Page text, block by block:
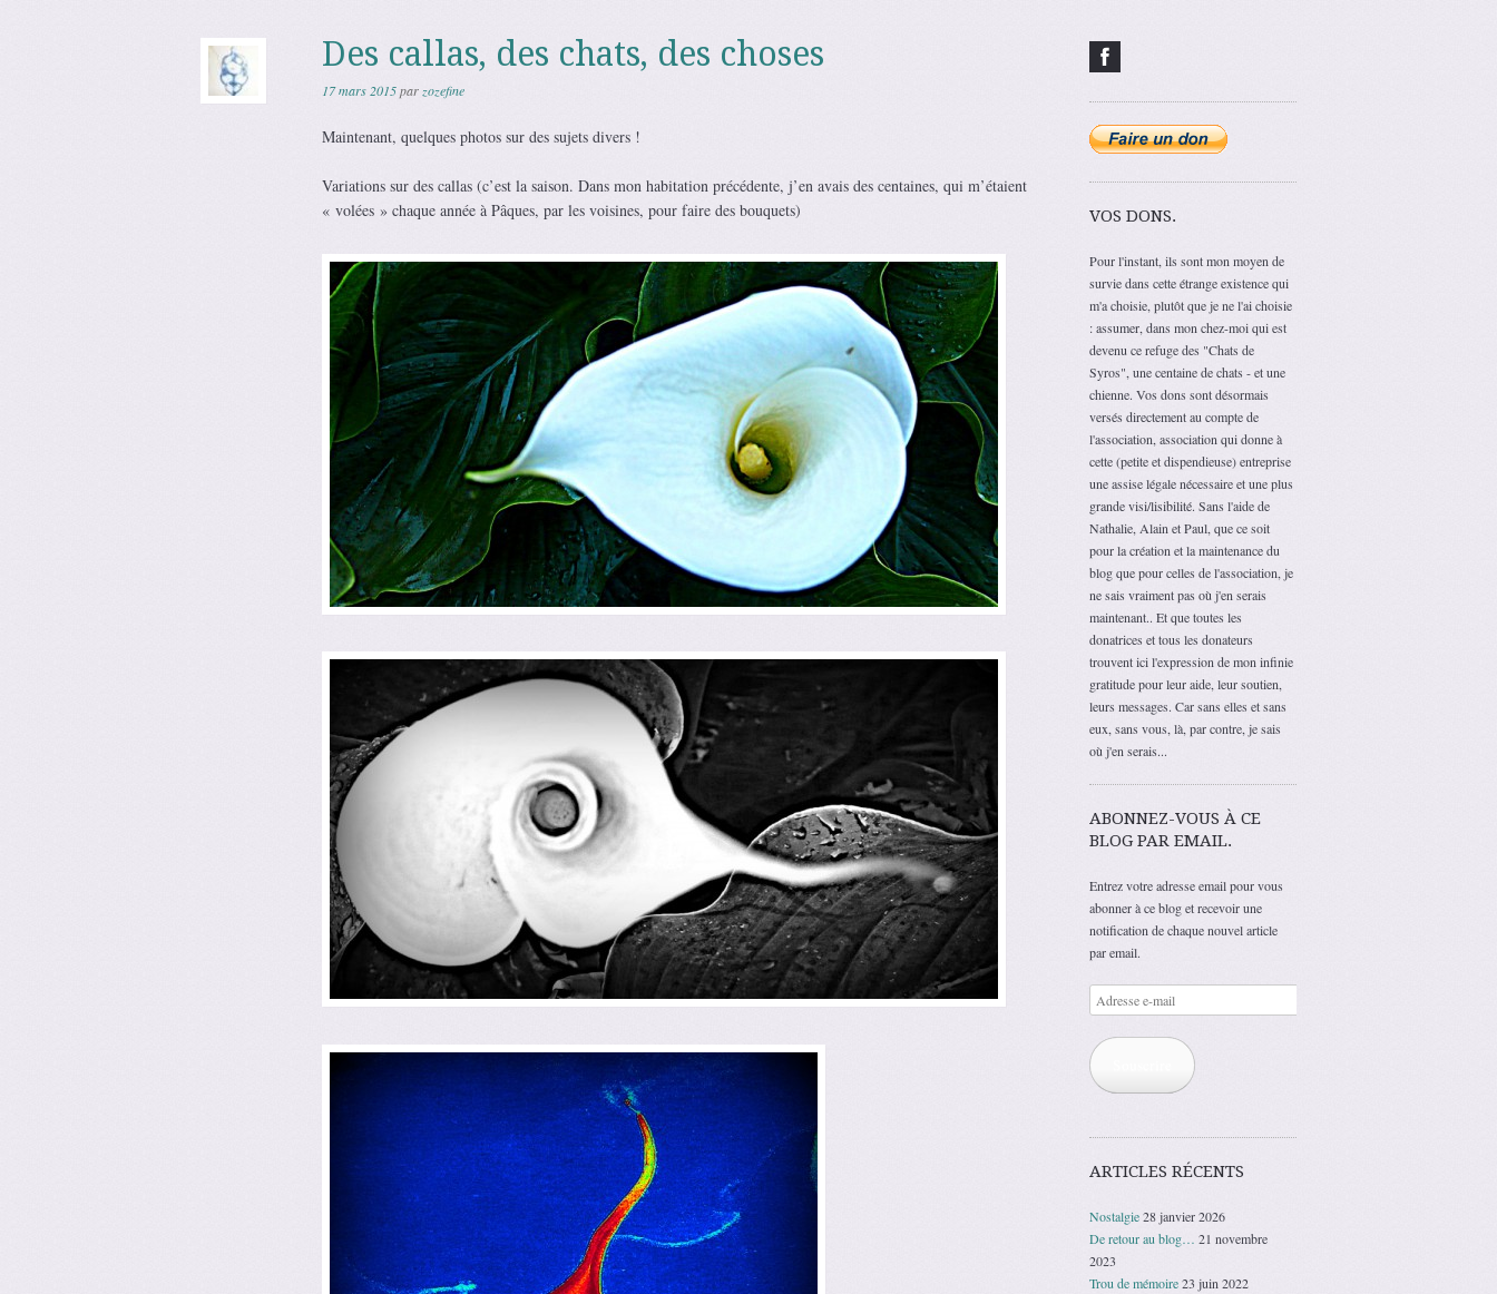
Des callas, des chats, des choses
17 mars 2015par zozefine
Maintenant, quelques photos sur des sujets divers !
Variations sur des callas (c’est la saison. Dans mon habitation précédente, j’en avais des centaines, qui m’étaient
« volées » chaque année à Pâques, par les voisines, pour faire des bouquets)
VOS DONS.
Pour l'instant, ils sont mon moyen de
survie dans cette étrange existence qui
m'a choisie, plutôt que je ne l'ai choisie
: assumer, dans mon chez-moi qui est
devenu ce refuge des "Chats de
Syros", une centaine de chats - et une
chienne. Vos dons sont désormais
versés directement au compte de
l'association, association qui donne à
cette (petite et dispendieuse) entreprise
une assise légale nécessaire et une plus
grande visi/lisibilité. Sans l'aide de
Nathalie, Alain et Paul, que ce soit
pour la création et la maintenance du
blog que pour celles de l'association, je
ne sais vraiment pas où j'en serais
maintenant.. Et que toutes les
donatrices et tous les donateurs
trouvent ici l'expression de mon infinie
gratitude pour leur aide, leur soutien,
leurs messages. Car sans elles et sans
eux, sans vous, là, par contre, je sais
où j'en serais...
ABONNEZ-VOUS À CE
BLOG PAR EMAIL.
Entrez votre adresse email pour vous
abonner à ce blog et recevoir une
notification de chaque nouvel article
par email.
Adresse
e-
mail
ARTICLES RÉCENTS
Nostalgie28 janvier 2026
De retour au blog… 21 novembre
2023
Trou de mémoire23 juin 2022